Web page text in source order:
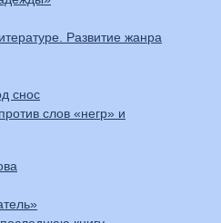
Развитие жанра
снос
слов «негр» и